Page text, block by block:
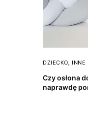
DZIECKO, INNE
Czy osłona
naprawdę